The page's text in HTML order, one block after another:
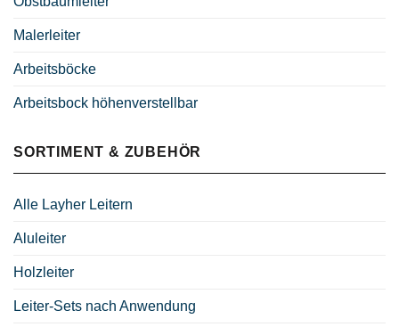
Malerleiter
Arbeitsböcke
Arbeitsbock höhenverstellbar
SORTIMENT & ZUBEHÖR
Alle Layher Leitern
Aluleiter
Holzleiter
Leiter-Sets nach Anwendung